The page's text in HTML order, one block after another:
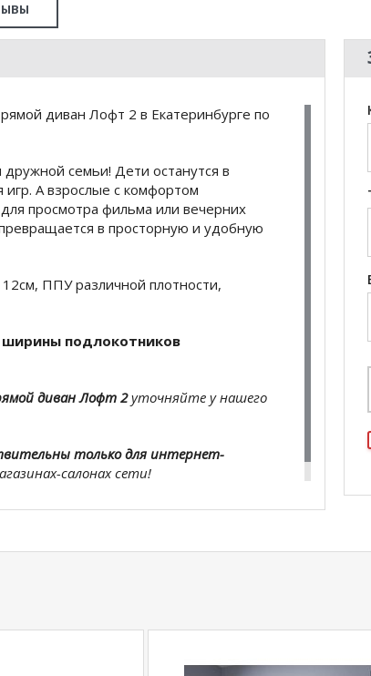
диван Лофт 2 в Екатеринбурге по
семьи! Дети останутся в
игр. А взрослые с комфортом
просмотра фильма или вечерних
в просторную и удобную
ППУ различной плотности,
подлокотников
диван Лофт 2уточняйте у нашего
только для интернет-
салонах сети!